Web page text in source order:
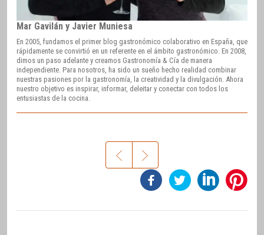
Mar Gavilán y Javier Muniesa
En 2005, fundamos el primer blog gastronómico colaborativo en España, que
rápidamente se convirtió en un referente en el ámbito gastronómico. En 2008,
dimos un paso adelante y creamos Gastronomía & Cía de manera
independiente. Para nosotros, ha sido un sueño hecho realidad combinar
nuestras pasiones por la gastronomía, la creatividad y la divulgación. Ahora
nuestro objetivo es inspirar, informar, deleitar y conectar con todos los
entusiastas de la cocina.